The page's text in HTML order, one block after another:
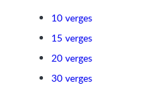
10 verges
15 verges
20 verges
30 verges